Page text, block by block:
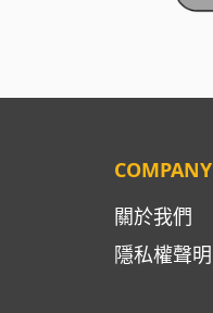
COMPANY
關於我們
隱私權聲明